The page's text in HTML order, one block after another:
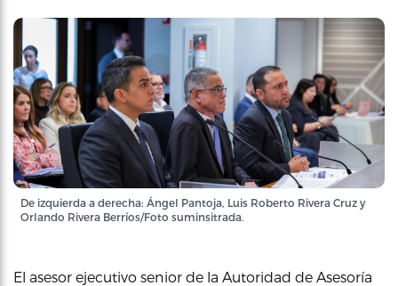
De izquierda a derecha: Ángel Pantoja, Luis Roberto Rivera Cruz y
Orlando Rivera Berríos/Foto suminsitrada.
El asesor ejecutivo senior de la Autoridad de Asesoría